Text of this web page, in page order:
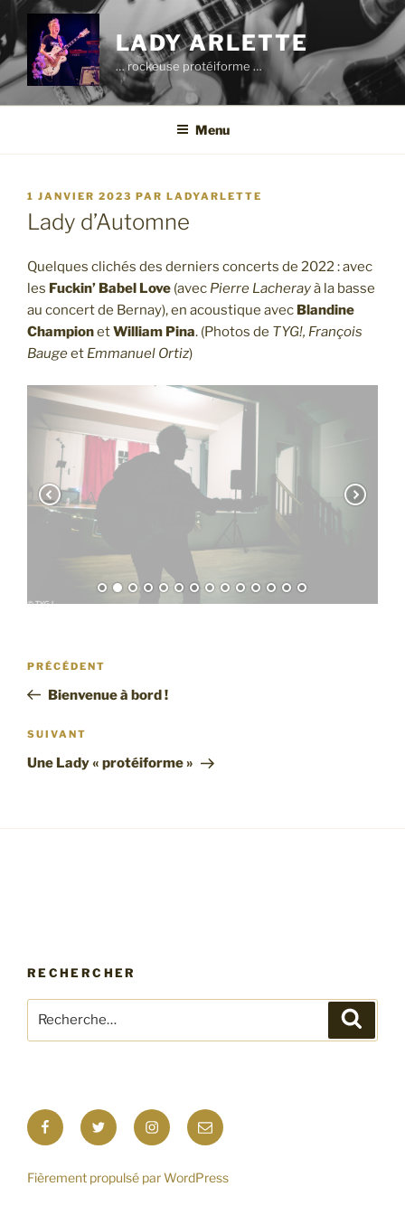
Aller
au
contenu
principal
LADY ARLETTE
… rockeuse protéiforme …
Menu
PUBLIÉ
LE
1 JANVIER 2023 PAR LADYARLETTE
Lady d’Automne
Quelques clichés des derniers concerts de 2022 : avec
les Fuckin’ Babel Love (avec Pierre Lacherayà la basse
au concert de Bernay), en acoustique avec Blandine
ChampionetWilliam Pina. (Photos de TYG!, François
Baugeet Emmanuel Ortiz)
Navigation
l’article
Article
précédent
PRÉCÉDENT
Bienvenue à bord !
Article
suivant
SUIVANT
Une Lady « protéiforme »
RECHERCHER
pour
FacebookTwitter Instagram
E-
mail
Fièrement propulsé par WordPress